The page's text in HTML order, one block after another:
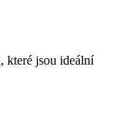
které jsou ideální